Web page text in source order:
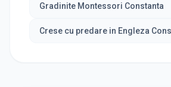
Gradinite Montessori Constanta
Crese cu predare in Engleza